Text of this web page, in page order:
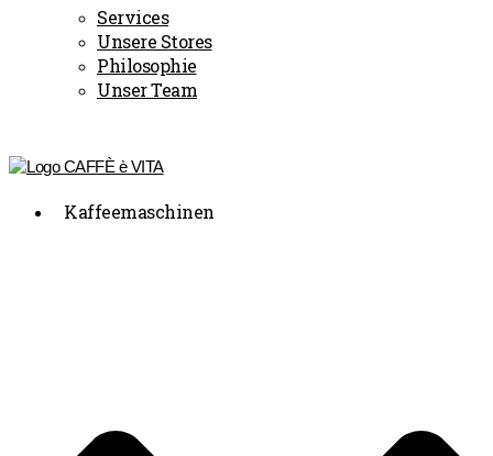
Services
Unsere Stores
Philosophie
Unser Team
Kaffeemaschinen